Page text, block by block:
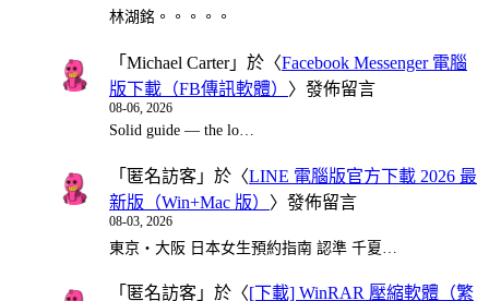
林湖銘。。。。。
「 Michael Carter」於〈Facebook Messenger 電腦
版下載（FB傳訊軟體） 〉發佈留言
08-06, 2026
Solid guide — the lo…
「 匿名訪客 」於〈LINE 電腦版官方下載 2026 最
新版（Win+Mac 版） 〉發佈留言
08-03, 2026
東京・大阪 日本女生預約指南 認準 千夏…
「 匿名訪客 」於〈[下載] WinRAR 壓縮軟體（繁